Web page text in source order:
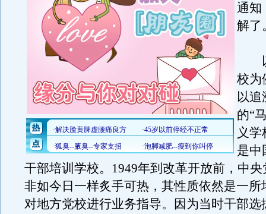
通知
解了
以
校为
以
的“
义
是中
干部培训学校。1949年到改革开放前，中
非如今日一样炙手可热，其性质依然是一所
对地方党校进行业务指导。因为当时干部选